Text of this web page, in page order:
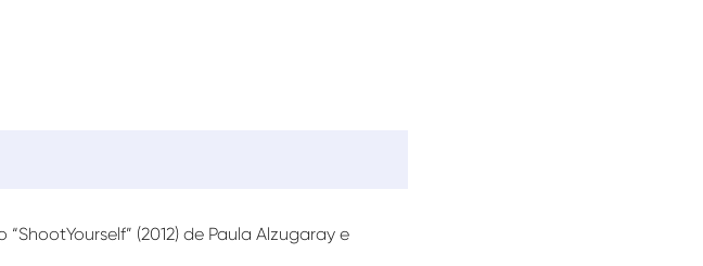
(2012) de Paula Alzugaray e